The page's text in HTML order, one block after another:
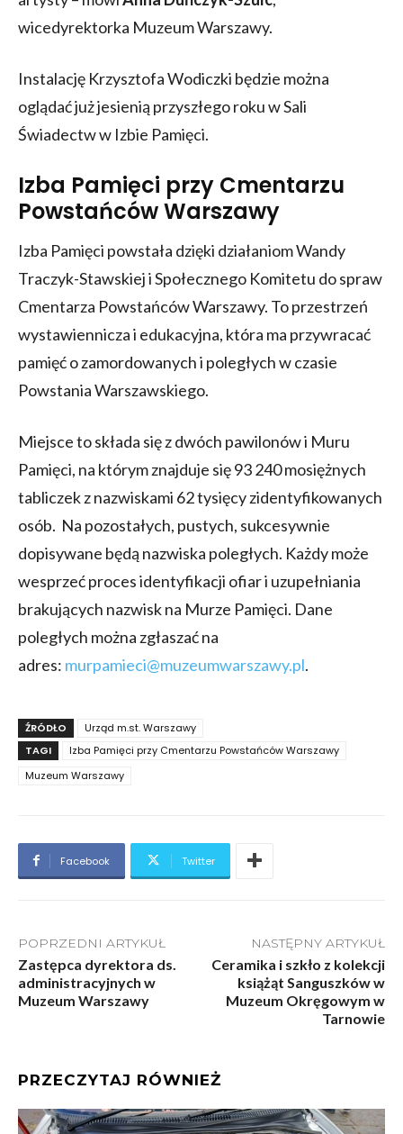
wicedyrektorka Muzeum Warszawy.
Instalację Krzysztofa Wodiczki będzie można
oglądać już jesienią przyszłego roku w Sali
Świadectw w Izbie Pamięci.
Izba Pamięci przy Cmentarzu
Powstańców Warszawy
Izba Pamięci powstała dzięki działaniom Wandy
Traczyk-Stawskiej i Społecznego Komitetu do spraw
Cmentarza Powstańców Warszawy. To przestrzeń
wystawiennicza i edukacyjna, która ma przywracać
pamięć o zamordowanych i poległych w czasie
Powstania Warszawskiego.
Miejsce to składa się z dwóch pawilonów i Muru
Pamięci, na którym znajduje się 93 240 mosiężnych
tabliczek z nazwiskami 62 tysięcy zidentyfikowanych
osób. Na pozostałych, pustych, sukcesywnie
dopisywane będą nazwiska poległych. Każdy może
wesprzeć proces identyfikacji ofiar i uzupełniania
brakujących nazwisk na Murze Pamięci. Dane
poległych można zgłaszać na
adres: murpamieci@muzeumwarszawy.pl.
ŹRÓDŁO
Urząd m.st. Warszawy
TAGI
Izba Pamięci przy Cmentarzu Powstańców Warszawy
Muzeum Warszawy
Facebook Twitter
POPRZEDNI ARTYKUŁ
Zastępca dyrektora ds.
administracyjnych w
Muzeum Warszawy
NASTĘPNY ARTYKUŁ
Ceramika i szkło z kolekcji
książąt Sanguszków w
Muzeum Okręgowym w
Tarnowie
PRZECZYTAJ RÓWNIEŻ